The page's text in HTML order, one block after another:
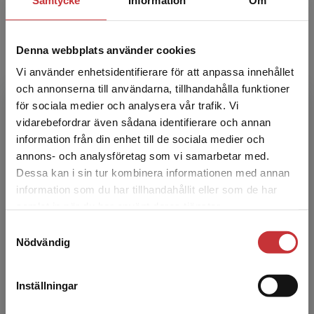
Denna webbplats använder cookies
Vi använder enhetsidentifierare för att anpassa innehållet
och annonserna till användarna, tillhandahålla funktioner
för sociala medier och analysera vår trafik. Vi
vidarebefordrar även sådana identifierare och annan
information från din enhet till de sociala medier och
annons- och analysföretag som vi samarbetar med.
Dessa kan i sin tur kombinera informationen med annan
information som du har tillhandahållit eller som de har
Nödvändig
Inställningar
Begränsad fraktregion
Det verkar som att du besöker
studentlitteratur.se via en enhet utanför Sverige.
Vi erbjuder inte leveranser utanför Sverige. För
att kunna slutföra ett köp måste
bok + Digital elevlicens 12 mån
Otroliga historier är lästräningsböcker
avsedda för språkintroduktion och sfi. De
består av enkla sammanhängande texter
baserade på otroliga händel...
134 krinkl. moms
Exkl. moms: 126 kr
Sfi-grammatik från början (10-pack)
Sfi-grammatik från början passar för elever
som nyss har börjat lära sig svenska. Här kan